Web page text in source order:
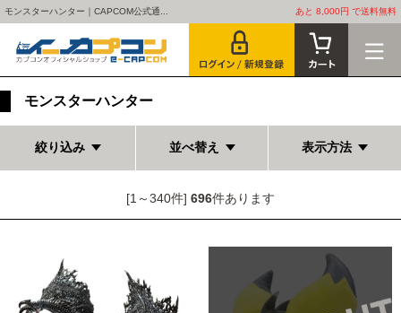
モンスターハンター｜CAPCOM公式通... あと 8,000円 で送料無料
モンスターハンター
絞り込み 並べ替え 表示方法
[1～340件] 696件あります